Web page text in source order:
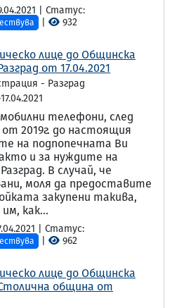
| Статус:
932
лице до Общинска
от 17.04.2021
- Разград
телефони, след
2019г. до настоящия
на подпопечната Ви
и за нуждите на
В случай, че
моля да предоставите
закупени такива,
как...
| Статус:
962
лице до Общинска
община от